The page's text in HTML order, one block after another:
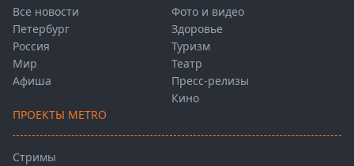
Все новости
Петербург
Россия
Мир
Афиша
Фото и видео
Здоровье
Туризм
Театр
Пресс-релизы
Кино
ПРОЕКТЫ METRO
Стримы